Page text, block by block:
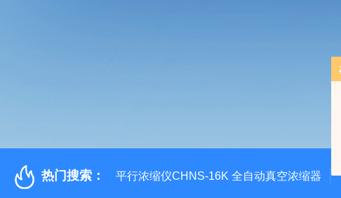
热门搜索： 平行浓缩仪CHNS-16K 全自动真空浓缩器